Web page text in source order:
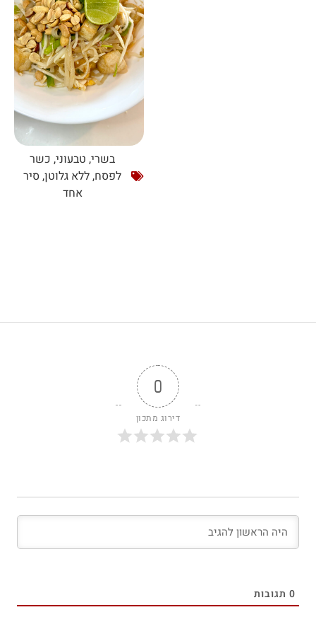
בשרי, טבעוני, כשר
לפסח,ללא גלוטן, סיר
אחד
0
דירוג מתכון
0תגובות